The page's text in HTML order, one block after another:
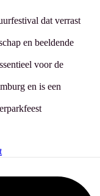
dat verrast
en beeldende
voor de
en is een